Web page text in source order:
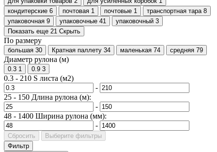
кондитерские 6 почтовая 1 почтовые 1 транспортная тара 8
упаковочная 9 упаковочные 41 упаковочный 3
Показать еще 21 Скрыть
По размеру
большая 30 Кратная паллету 34 маленькая 74 средняя 79
Диаметр рулона (м)
0.3 1 0.9 3
0.3 - 210 S листа (м2)
-
25 - 150 Длина рулона (м):
-
48 - 1400 Ширина рулона (мм):
-
Сбросить
Выберите фильтры
Фильтр